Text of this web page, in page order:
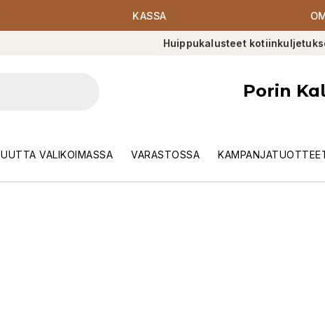
KASSA
Huippukalusteet
Porin
UUTTA VALIKOIMASSA VARASTOSSA